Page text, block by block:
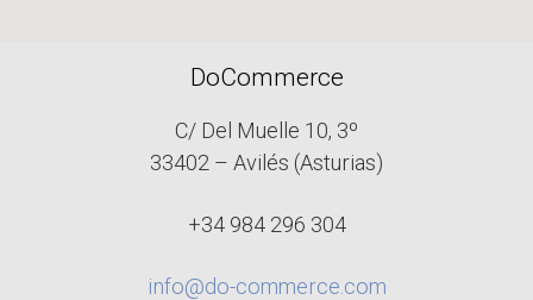
DoCommerce
C/ Del Muelle 10, 3º
33402 – Avilés (Asturias)
+34 984 296 304
info@do-commerce.com